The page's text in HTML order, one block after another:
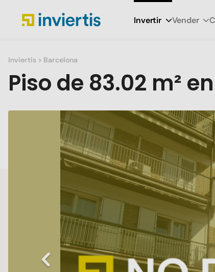
Invertir Vender
Inviertis > Barcelona
Piso de 83.02 m² en
Slide 1 of 1
Previous